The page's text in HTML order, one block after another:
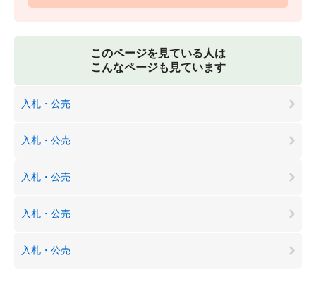
このページを見ている人は
こんなページも見ています
入札・公売
入札・公売
入札・公売
入札・公売
入札・公売